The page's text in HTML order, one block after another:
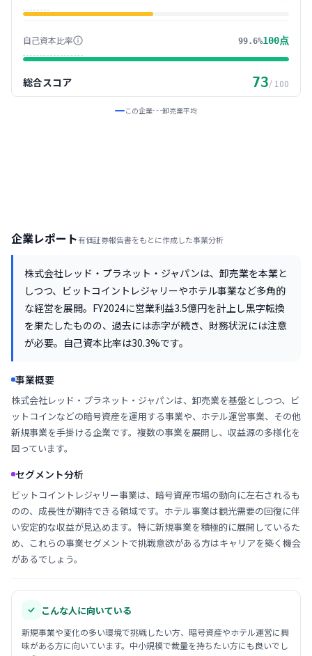
自己資本比率 99.6%100点
総合スコア 73/ 100
この企業 卸売業平均
企業レポート有価証券報告書をもとに作成した事業分析
株式会社レッド・プラネット・ジャパンは、卸売業を本業と
しつつ、ビットコイントレジャリーやホテル事業など多角的
な経営を展開。FY2024に営業利益3.5億円を計上し黒字転換
を果たしたものの、過去には赤字が続き、財務状況には注意
が必要。自己資本比率は30.3%です。
事業概要
株式会社レッド・プラネット・ジャパンは、卸売業を基盤としつつ、ビ
ットコインなどの暗号資産を運用する事業や、ホテル運営事業、その他
新規事業を手掛ける企業です。複数の事業を展開し、収益源の多様化を
図っています。
セグメント分析
ビットコイントレジャリー事業は、暗号資産市場の動向に左右されるも
のの、成長性が期待できる領域です。ホテル事業は観光需要の回復に伴
い安定的な収益が見込めます。特に新規事業を積極的に展開しているた
め、これらの事業セグメントで挑戦意欲がある方はキャリアを築く機会
があるでしょう。
こんな人に向いている
新規事業や変化の多い環境で挑戦したい方、暗号資産やホテル運営に興
味がある方に向いています。中小規模で裁量を持ちたい方にも良いでし